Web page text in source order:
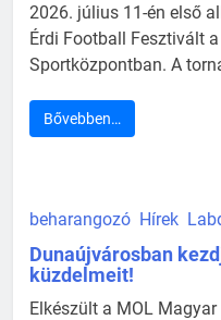
2026. július 11-én első
Érdi Football Fesztivált
Sportközpontban. A
Bővebben…
beharangozó Hírek
Dunaújvárosban
küzdelmeit!
Elkészült a MOL